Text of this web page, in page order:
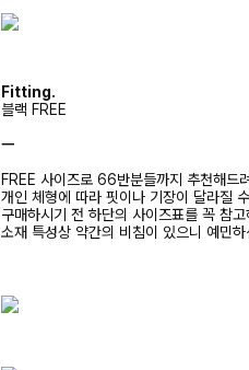
Fitting.
블랙 FREE
ㅡ
FREE 사이즈로 66반분들까지 추천해드
개인 체형에 따라 핏이나 기장이 달라질
구매하시기 전 하단의 사이즈표를 꼭 참고
소재 특성상 약간의 비침이 있으니 예민